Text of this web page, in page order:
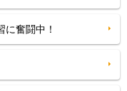
奮闘中！